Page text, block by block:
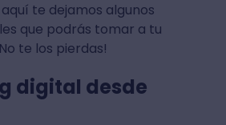
te dejamos algunos
que podrás tomar a tu
te los pierdas!
digital desde